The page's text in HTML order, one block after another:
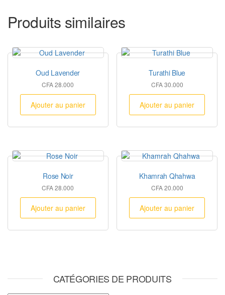
Produits similaires
Oud Lavender
CFA28.000
Ajouter au panier
Turathi Blue
CFA30.000
Ajouter au panier
Rose Noir
CFA28.000
Ajouter au panier
Khamrah Qhahwa
CFA20.000
Ajouter au panier
CATÉGORIES DE PRODUITS